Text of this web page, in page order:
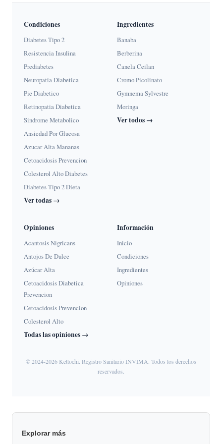
Condiciones
Diabetes Tipo 2
Resistencia Insulina
Prediabetes
Neuropatia Diabetica
Pie Diabetico
Retinopatia Diabetica
Sindrome Metabolico
Ansiedad Por Glucosa
Azucar Alta Mananas
Cetoacidosis Prevencion
Colesterol Alto Diabetes
Diabetes Tipo 2 Dieta
Ver todas →
Ingredientes
Banaba
Berberina
Canela Ceilan
Cromo Picolinato
Gymnema Sylvestre
Moringa
Ver todos →
Opiniones
Acantosis Nigricans
Antojos De Dulce
Azúcar Alta
Cetoacidosis Diabetica
Prevencion
Cetoacidosis Prevencion
Colesterol Alto
Todas las opiniones →
Información
Inicio
Condiciones
Ingredientes
Opiniones
© 2024-2026 Kettochi. Registro Sanitario INVIMA. Todos los derechos
reservados.
Explorar más